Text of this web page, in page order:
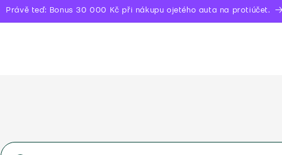
Právě teď: Bonus 30 000 Kč při nákupu ojetého auta na protiúčet.